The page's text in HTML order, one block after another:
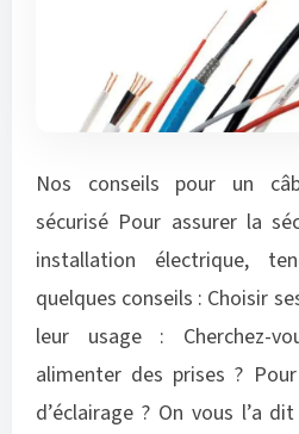
Nos conseils pour un
sécurisé Pour assurer la
installation électrique,
quelques conseils : Choisir
leur usage : Cherchez-
alimenter des prises ?
d’éclairage ? On vous l’a